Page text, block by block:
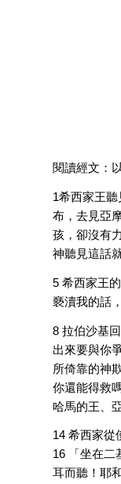
閱讀經文：
1希西家王
布，去見亞
孩，卻沒有
神聽見這話
5 希西家王
褻瀆我的話
8 拉伯沙基
出來要與你
所倚靠的神
你還能得救
哈馬的王、
14 希西家從
16 「坐在二
耳而聽！耶